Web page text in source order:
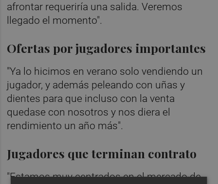
afrontar requeriría una salida. Veremos
llegado el momento".
Ofertas por jugadores importantes
"Ya lo hicimos en verano solo vendiendo un
jugador, y además peleando con uñas y
dientes para que incluso con la venta
quedase con nosotros y nos diera el
rendimiento un año más".
Jugadores que terminan contrato
"Estamos muy centrados en el mercado de